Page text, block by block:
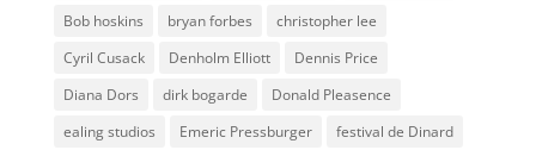
Bob hoskins
bryan forbes
christopher lee
Cyril Cusack
Denholm Elliott
Dennis Price
Diana Dors
dirk bogarde
Donald Pleasence
ealing studios
Emeric Pressburger
festival de Dinard